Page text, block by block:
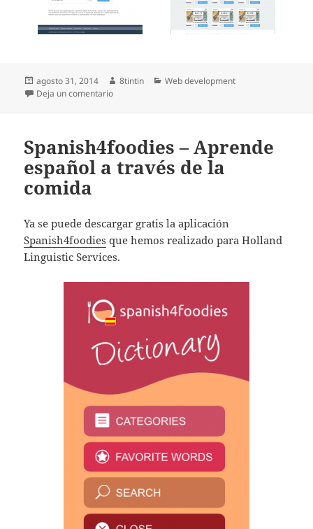
Publicado
el
agosto 31, 2014 Autor
8tintin Categorías
Web development
Deja un comentarioen Compra un número de la lotería de navidad en
Spanish4foodies – Aprende
español a través de la
comida
Ya se puede descargar gratis la aplicación
Spanish4foodies que hemos realizado para Holland
Linguistic Services.